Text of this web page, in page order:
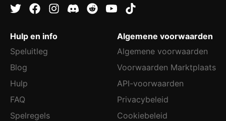
Hulp en info
Speluitleg
Blog
Hulp
FAQ
Spelregels
Algemene voorwaarden
Algemene voorwaarden
Voorwaarden Marktplaats
API-voorwaarden
Privacybeleid
Cookiebeleid